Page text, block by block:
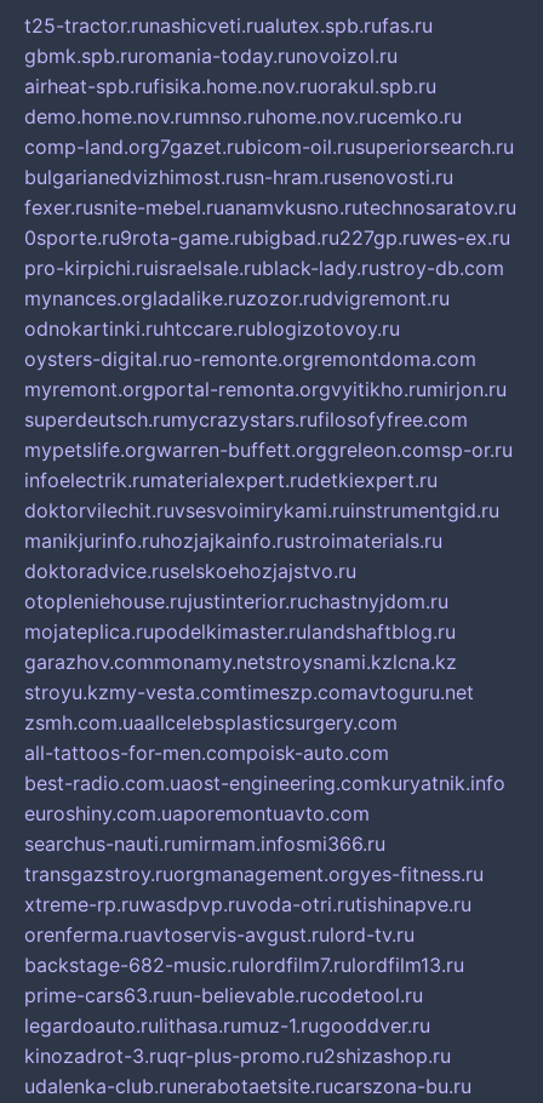
t25-tractor.runashicveti.rualutex.spb.rufas.ru
gbmk.spb.ruromania-today.runovoizol.ru
airheat-spb.rufisika.home.nov.ruorakul.spb.ru
demo.home.nov.rumnso.ruhome.nov.rucemko.ru
comp-land.org7gazet.rubicom-oil.rusuperiorsearch.ru
bulgarianedvizhimost.rusn-hram.rusenovosti.ru
fexer.rusnite-mebel.ruanamvkusno.rutechnosaratov.ru
0sporte.ru9rota-game.rubigbad.ru227gp.ruwes-ex.ru
pro-kirpichi.ruisraelsale.rublack-lady.rustroy-db.com
mynances.orgladalike.ruzozor.rudvigremont.ru
odnokartinki.ruhtccare.rublogizotovoy.ru
oysters-digital.ruo-remonte.orgremontdoma.com
myremont.orgportal-remonta.orgvyitikho.rumirjon.ru
superdeutsch.rumycrazystars.rufilosofyfree.com
mypetslife.orgwarren-buffett.orggreleon.comsp-or.ru
infoelectrik.rumaterialexpert.rudetkiexpert.ru
doktorvilechit.ruvsesvoimirykami.ruinstrumentgid.ru
manikjurinfo.ruhozjajkainfo.rustroimaterials.ru
doktoradvice.ruselskoehozjajstvo.ru
otopleniehouse.rujustinterior.ruchastnyjdom.ru
mojateplica.rupodelkimaster.rulandshaftblog.ru
garazhov.commonamy.netstroysnami.kzlcna.kz
stroyu.kzmy-vesta.comtimeszp.comavtoguru.net
zsmh.com.uaallcelebsplasticsurgery.com
all-tattoos-for-men.compoisk-auto.com
best-radio.com.uaost-engineering.comkuryatnik.info
euroshiny.com.uaporemontuavto.com
searchus-nauti.rumirmam.infosmi366.ru
transgazstroy.ruorgmanagement.orgyes-fitness.ru
xtreme-rp.ruwasdpvp.ruvoda-otri.rutishinapve.ru
orenferma.ruavtoservis-avgust.rulord-tv.ru
backstage-682-music.rulordfilm7.rulordfilm13.ru
prime-cars63.ruun-believable.rucodetool.ru
legardoauto.rulithasa.rumuz-1.rugooddver.ru
kinozadrot-3.ruqr-plus-promo.ru2shizashop.ru
udalenka-club.runerabotaetsite.rucarszona-bu.ru